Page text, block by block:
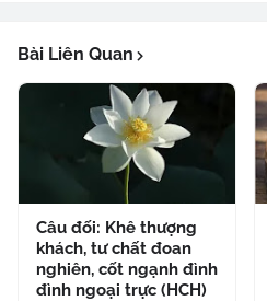
Bài Liên Quan
Câu đối: Khê thượng
khách, tư chất đoan
nghiên, cốt ngạnh đình
đình ngoại trực (HCH)